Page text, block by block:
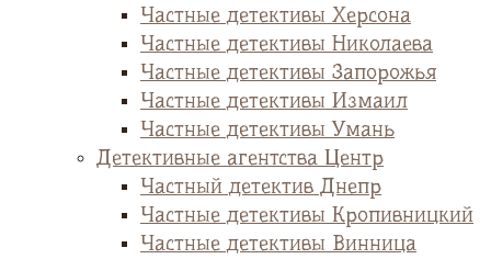
Частные детективы Херсона
Частные детективы Николаева
Частные детективы Запорожья
Частные детективы Измаил
Частные детективы Умань
Детективные агентства Центр
Частный детектив Днепр
Частные детективы Кропивницкий
Частные детективы Винница